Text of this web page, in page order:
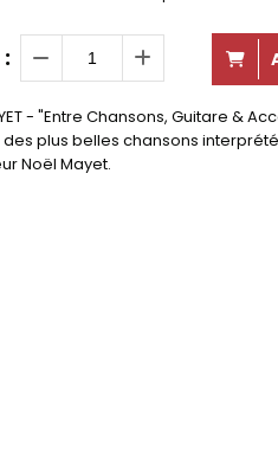
- "Entre Chansons, Guitare &
des plus belles chansons
Noël Mayet.